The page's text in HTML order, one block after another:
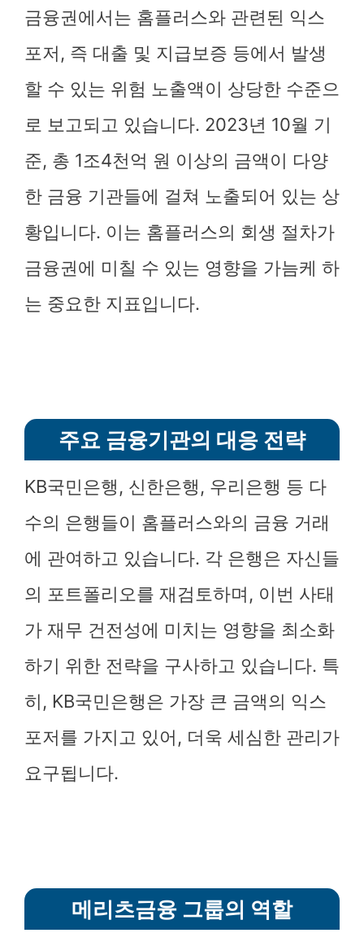
금융권에서는 홈플러스와 관련된 익스
포저, 즉 대출 및 지급보증 등에서 발생
할 수 있는 위험 노출액이 상당한 수준으
로 보고되고 있습니다. 2023년 10월 기
준, 총 1조4천억 원 이상의 금액이 다양
한 금융 기관들에 걸쳐 노출되어 있는 상
황입니다. 이는 홈플러스의 회생 절차가
금융권에 미칠 수 있는 영향을 가늠케 하
는 중요한 지표입니다.
주요 금융기관의 대응 전략
KB국민은행, 신한은행, 우리은행 등 다
수의 은행들이 홈플러스와의 금융 거래
에 관여하고 있습니다. 각 은행은 자신들
의 포트폴리오를 재검토하며, 이번 사태
가 재무 건전성에 미치는 영향을 최소화
하기 위한 전략을 구사하고 있습니다. 특
히, KB국민은행은 가장 큰 금액의 익스
포저를 가지고 있어, 더욱 세심한 관리가
요구됩니다.
메리츠금융 그룹의 역할